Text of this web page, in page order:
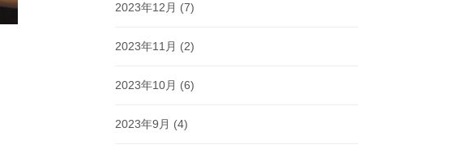
2023年12月 (7)
2023年11月 (2)
2023年10月 (6)
2023年9月 (4)